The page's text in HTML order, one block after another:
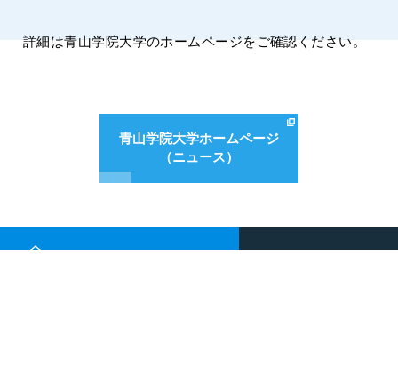
詳細は青山学院大学のホームページをご確認ください。
青山学院大学ホームページ
（ニュース）